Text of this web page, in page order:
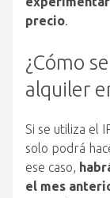
precio.
¿Cómo
alquiler
Si se utiliza el
solo podrá
ese caso,
el mes